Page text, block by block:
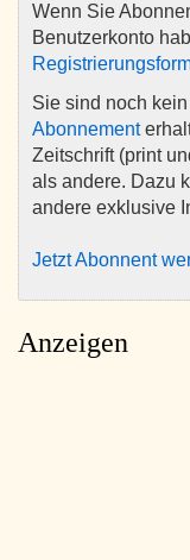
Wenn Sie
Benutzerkonto
Sie sind noch
Abonnement
Zeitschrift (print
als andere. Dazu
andere exklusive
Jetzt Abonnent
Anzeigen